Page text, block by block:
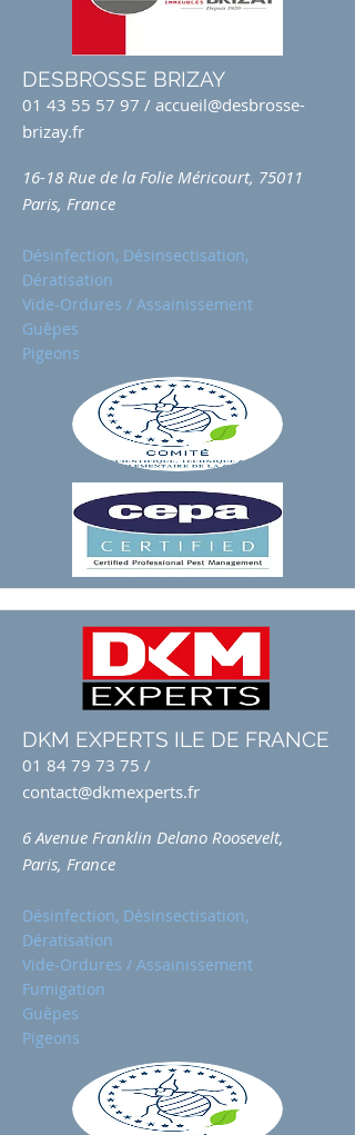
DESBROSSE BRIZAY
01 43 55 57 97 / accueil@desbrosse-
brizay.fr
16-18 Rue de la Folie Méricourt, 75011
Paris, France
Désinfection, Désinsectisation,
Dératisation
Vide-Ordures / Assainissement
Guêpes
Pigeons
DKM EXPERTS ILE DE FRANCE
01 84 79 73 75 /
contact@dkmexperts.fr
6 Avenue Franklin Delano Roosevelt,
Paris, France
Désinfection, Désinsectisation,
Dératisation
Vide-Ordures / Assainissement
Fumigation
Guêpes
Pigeons